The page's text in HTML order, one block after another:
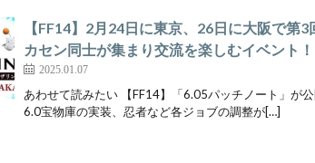
【FF14】2月24日に東京、26日に大阪で第
カセン同士が集まり交流を楽しむイベント！
2025.01.07
あわせて読みたい 【FF14】「6.05パッチノート」が
6.0宝物庫の実装、忍者など各ジョブの調整が[…]